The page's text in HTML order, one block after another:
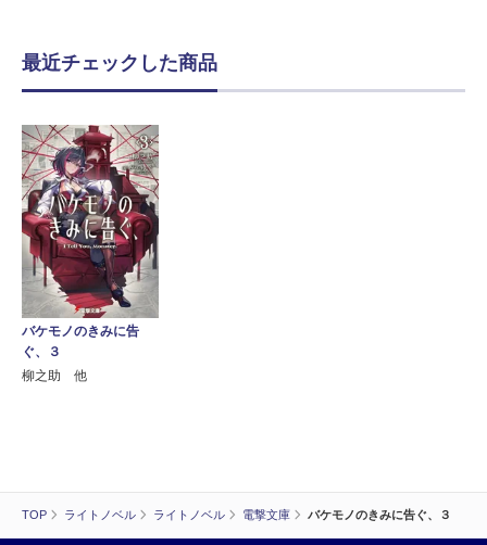
TOP ライトノベル ライトノベル 電撃文庫 バケモノのきみに告ぐ、３
最近チェックした商品
バケモノのきみに告
ぐ、３
柳之助 他